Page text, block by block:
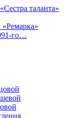
таланта»
го…